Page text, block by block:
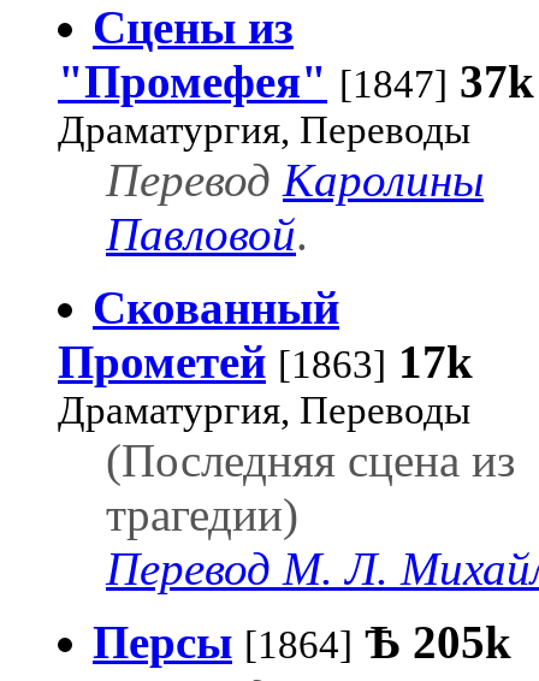
Сцены из
"Промефея" [1847] 37k
Драматургия, Переводы
Перевод Каролины
Павловой.
Скованный
Прометей [1863] 17k
Драматургия, Переводы
(Последняя сцена из
трагедии)
Перевод М. Л.
Персы [1864] Ѣ 205k